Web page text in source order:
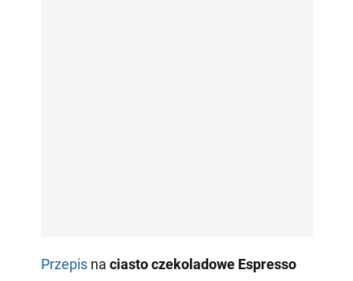
Przepisna ciasto czekoladowe Espresso